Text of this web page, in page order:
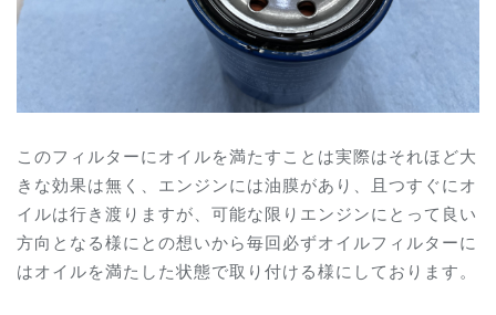
このフィルターにオイルを満たすことは実際はそれほど大
きな効果は無く、エンジンには油膜があり、且つすぐにオ
イルは行き渡りますが、可能な限りエンジンにとって良い
方向となる様にとの想いから毎回必ずオイルフィルターに
はオイルを満たした状態で取り付ける様にしております。